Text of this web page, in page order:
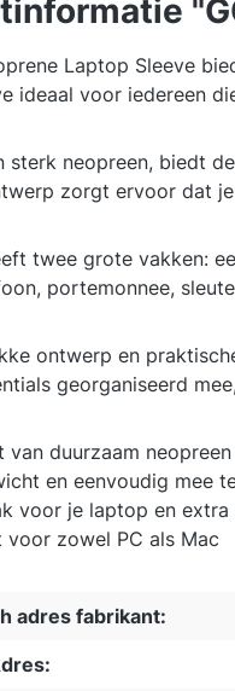
Laptop Sleeve
ideaal voor iedereen
sterk neopreen, biedt
zorgt ervoor dat
twee grote vakken:
portemonnee,
ontwerp en
georganiseerd
van duurzaam
en eenvoudig mee
voor je laptop en
voor zowel PC als Mac
adres fabrikant: